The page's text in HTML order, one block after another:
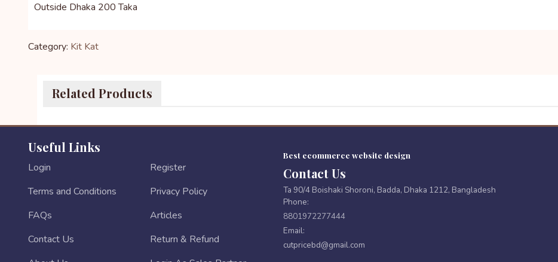
Outside Dhaka 200 Taka
Category: Kit Kat
Related Products
Useful Links
Login
Register
Terms and Conditions
Privacy Policy
FAQs
Articles
Contact Us
Return & Refund
Best ecommerce website design
Contact Us
Ta 90/4 Boishaki Shoroni, Badda, Dhaka 1212, Bangladesh
Phone:
8801972277444
Email:
cutpricebd@gmail.com